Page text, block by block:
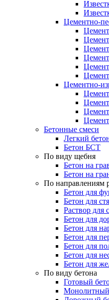
Цементно-
Цементно-
Бетонные смеси
Легкий
Бетон БСТ
По виду щебня
Бетон на
Бетон на
По направлениям
Бетон для
Бетон для
Раствор для
Бетон для
Бетон для
Бетон для
Бетон для
Бетон для
Бетон для
По виду бетона
Готовый
Монолитный